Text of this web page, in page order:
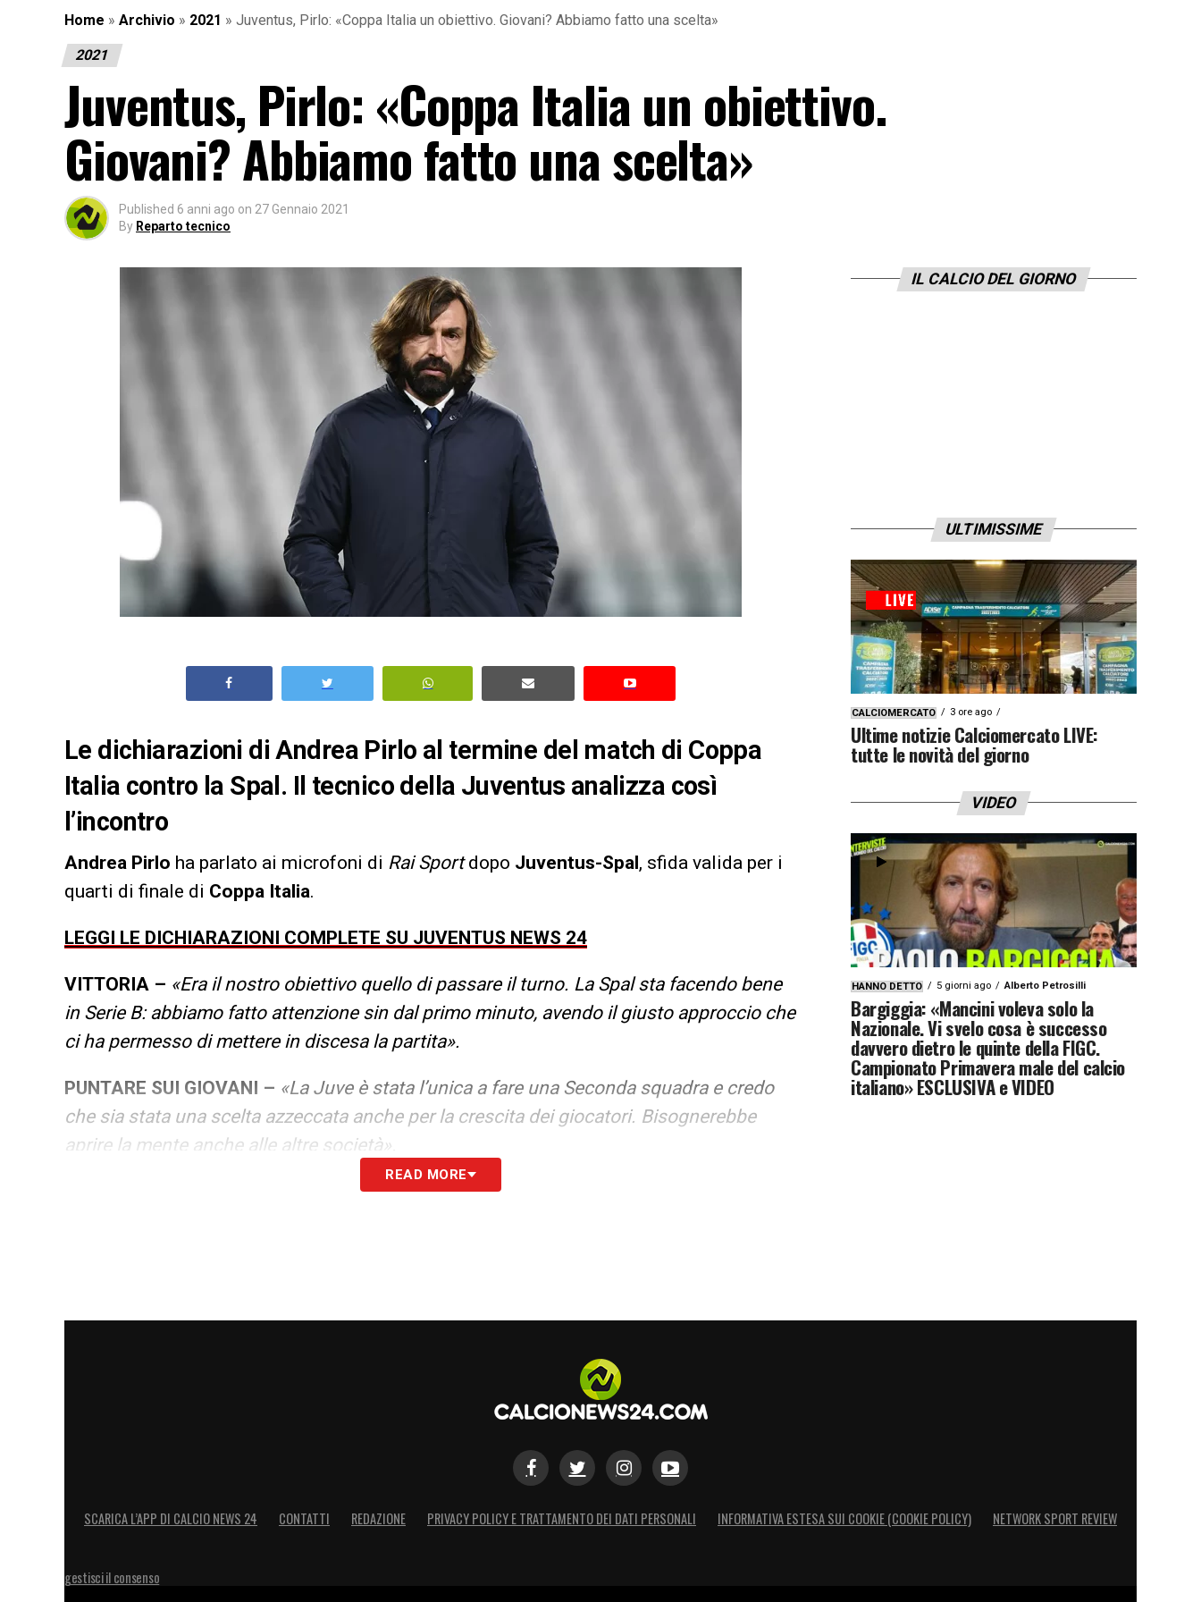
Home » Archivio » 2021 » Juventus, Pirlo: «Coppa Italia un obiettivo. Giovani? Abbiamo fatto una scelta»
2021
Juventus, Pirlo: «Coppa Italia un obiettivo.
Giovani? Abbiamo fatto una scelta»
Published 6 anni ago on 27 Gennaio 2021
By Reparto tecnico
Le dichiarazioni di Andrea Pirlo al termine del match di Coppa
Italia contro la Spal. Il tecnico della Juventus analizza così
l’incontro
Andrea Pirlo ha parlato ai microfoni di Rai Sportdopo Juventus-Spal, sfida valida per i
quarti di finale di Coppa Italia.
LEGGI LE DICHIARAZIONI COMPLETE SU JUVENTUS NEWS 24
VITTORIA – «Era il nostro obiettivo quello di passare il turno. La Spal sta facendo bene
in Serie B: abbiamo fatto attenzione sin dal primo minuto, avendo il giusto approccio che
ci ha permesso di mettere in discesa la partita».
PUNTARE SUI GIOVANI – «La Juve è stata l’unica a fare una Seconda squadra e credo
che sia stata una scelta azzeccata anche per la crescita dei giocatori. Bisognerebbe
aprire la mente anche alle altre società».
«Anche quando sono arrivato qua siamo sempre
READ MORE
IL CALCIO DEL GIORNO
ULTIMISSIME
CALCIOMERCATO 3 ore ago
Ultime notizie Calciomercato LIVE:
tutte le novità del giorno
VIDEO
HANNO DETTO 5 giorni ago Alberto Petrosilli
Bargiggia: «Mancini voleva solo la
Nazionale. Vi svelo cosa è successo
davvero dietro le quinte della FIGC.
Campionato Primavera male del calcio
italiano» ESCLUSIVA e VIDEO
SCARICA L’APP DI CALCIO NEWS 24 CONTATTI REDAZIONE PRIVACY POLICY E TRATTAMENTO DEI DATI PERSONALI INFORMATIVA ESTESA SUI COOKIE (COOKIE POLICY) NETWORK SPORT REVIEW
gestisci il consenso